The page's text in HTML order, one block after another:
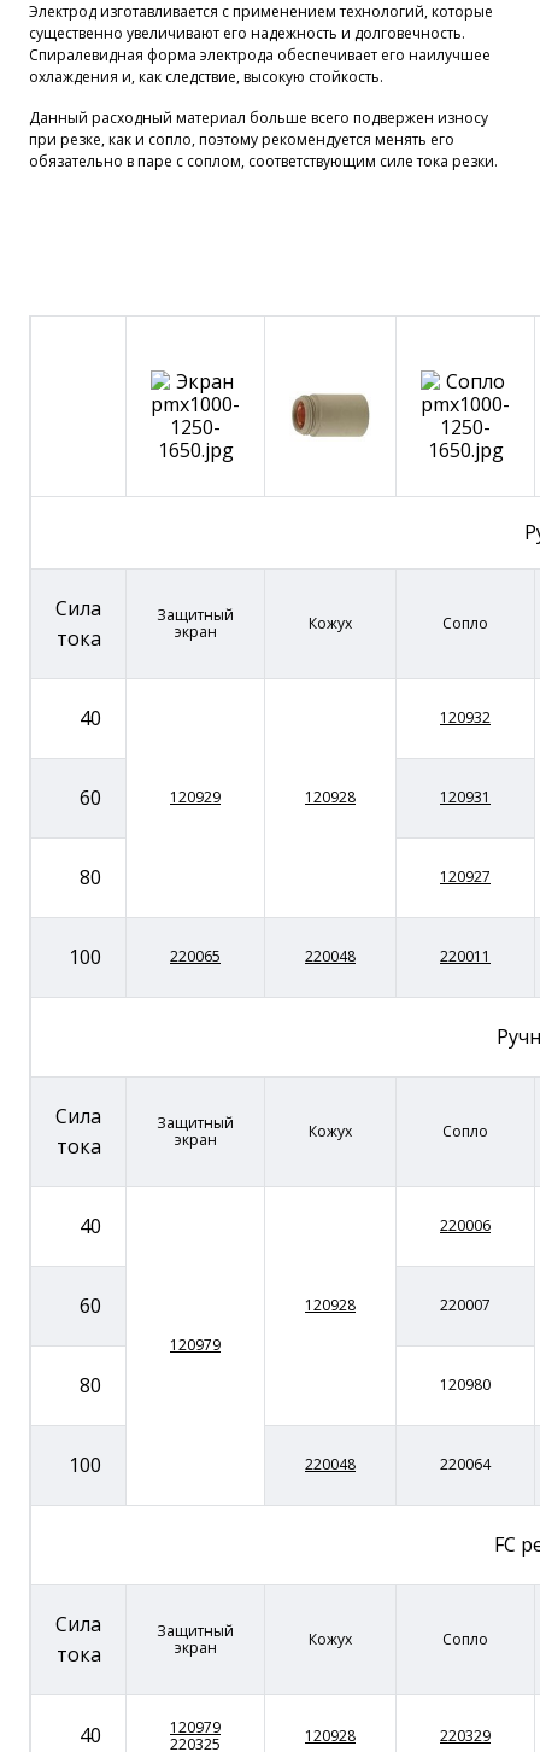
Электрод изготавливается с применением технологий, которые
существенно увеличивают его надежность и долговечность.
Спиралевидная форма электрода обеспечивает его наилучшее
охлаждения и, как следствие, высокую стойкость.
Данный расходный материал больше всего подвержен износу
при резке, как и сопло, поэтому рекомендуется менять его
обязательно в паре с соплом, соответствующим силе тока резки.
Сила
тока
Защитный
экран
Кожух Сопло
40
120929 120928
120932
60 120931
80 120927
100 220065 220048 220011
Сила
тока
Защитный
экран
Кожух Сопло
40
120979
120928
220006
60 220007
80 120980
100 220048 220064
FC
Сила
тока
Защитный
экран
Кожух Сопло
40
120979
220325
120928 220329